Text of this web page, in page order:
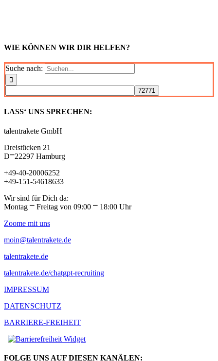
WIE KÖNNEN WIR DIR HELFEN?
Suche nach:
LASS‘ UNS SPRECHEN:
talentrakete GmbH
Dreistücken 21
D⎻22297 Hamburg
+49-40-20006252
+49-151-54618633
Wir sind für Dich da:
Montag ⎻ Freitag von 09:00 ⎻ 18:00 Uhr
Zoome mit uns
moin@talentrakete.de
talentrakete.de
talentrakete.de/chatgpt-recruiting
IMPRESSUM
DATENSCHUTZ
BARRIERE-FREIHEIT
FOLGE UNS AUF DIESEN KANÄLEN: